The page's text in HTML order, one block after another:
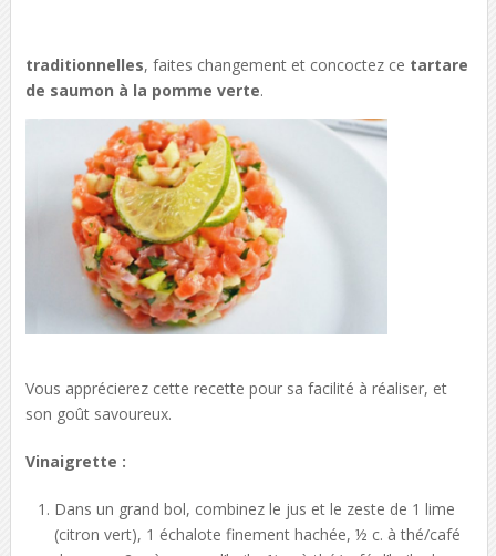
traditionnelles, faites changement et concoctez ce tartare
de saumon à la pomme verte.
Vous apprécierez cette recette pour sa facilité à réaliser, et
son goût savoureux.
Vinaigrette :
Dans un grand bol, combinez le jus et le zeste de 1 lime
(citron vert), 1 échalote finement hachée, ½ c. à thé/café